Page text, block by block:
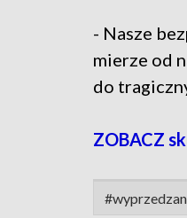
- Nasze
mierze od
do
ZOBACZ